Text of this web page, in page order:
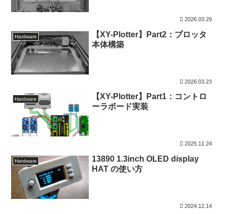
2026.03.29
Hardware
【XY-Plotter】Part2：プロッタ
本体構築
2026.03.23
Hardware
【XY-Plotter】Part1：コントロ
ーラボード実装
2025.11.24
Hardware
13890 1.3inch OLED display
HAT の使い方
2024.12.14